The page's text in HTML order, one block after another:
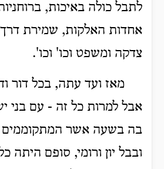
לתבל כולה באיכות,
אחדות האלקות, שמירת
צדקה ומשפט וכו' וכו'.
מאז ועד עתה, בכל דור
אבל למרות כל זה - עם בני
בה בשעה אשר המתקוממים
ובבל יון ורומי, סופם היתה